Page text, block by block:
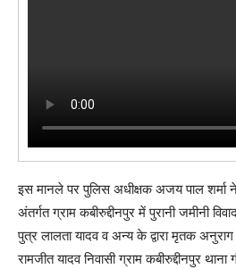
इस मानले पर पुलिस अधीक्षक अजय पाल शर्मा ने
अंतर्गत ग्राम कबीरुद्दीनपुर में पुरानी जमीनी
पुत्र लालता यादव व अन्य के द्वारा मृतक
रामजीत यादव निवासी ग्राम कबीरुद्दीनपुर थाना